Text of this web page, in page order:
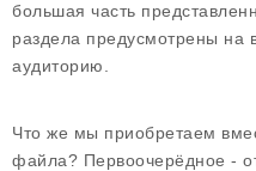
большая часть
раздела предусмотрены на
аудиторию.
Что же мы приобретаем
файла? Первоочерёдное -